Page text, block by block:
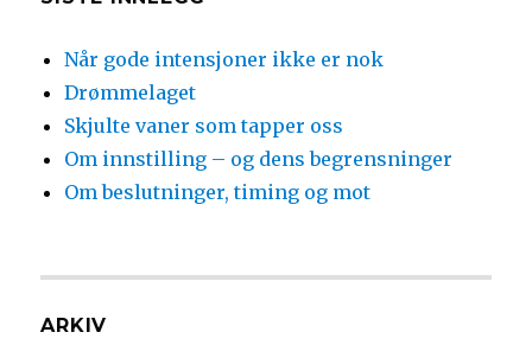
Når gode intensjoner ikke er nok
Drømmelaget
Skjulte vaner som tapper oss
Om innstilling – og dens begrensninger
Om beslutninger, timing og mot
ARKIV